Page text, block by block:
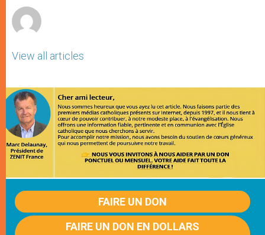
View all articles
FAIRE UN DON
FAIRE UN DON EN DOLLARS